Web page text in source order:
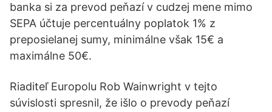
banka si za prevod peňazí v cudzej mene mimo
SEPA účtuje percentuálny poplatok 1% z
preposielanej sumy, minimálne však 15€ a
maximálne 50€.
Riaditeľ Europolu Rob Wainwright v tejto
súvislosti spresnil, že išlo o prevody peňazí